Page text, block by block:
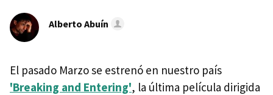
Alberto Abuín
El pasado Marzo se estrenó en nuestro país
'Breaking and Entering', la última película dirigida